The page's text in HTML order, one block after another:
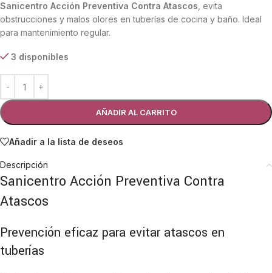
Sanicentro Acción Preventiva Contra Atascos , evita
obstrucciones y malos olores en tuberías de cocina y baño. Ideal
para mantenimiento regular.
3 disponibles
AÑADIR AL CARRITO
Añadir a la lista de deseos
Descripción
Sanicentro Acción Preventiva Contra
Atascos
Prevención eficaz para evitar atascos en
tuberías